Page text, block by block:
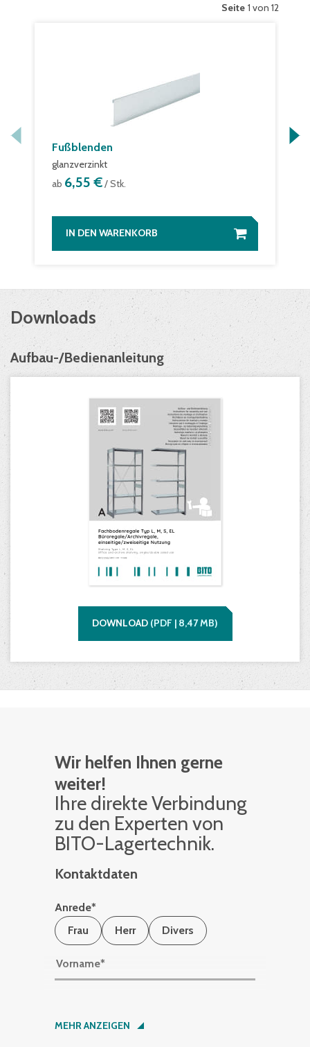
Seite 1 von 12
Fußblenden
glanzverzinkt
ab 6,55 €/ Stk.
IN DEN WARENKORB
Downloads
Aufbau-/Bedienanleitung
DOWNLOAD (PDF | 8,47MB)
Wir helfen Ihnen gerne
weiter!
Ihre di­rek­te Ver­bin­dung
zu den Ex­per­ten von
BITO-La­ger­tech­nik.
Kontaktdaten
Anrede*
Frau
Herr Divers
Vorname*
Nachname*
MEHR ANZEIGEN